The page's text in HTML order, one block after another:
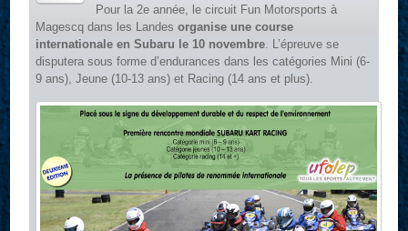
Pour la 2e année, le circuit Fun Motorsports à
Magescq dans les Landes organise une course
internationale en Subaru le 10 novembre . L’épreuve se
disputera sous forme d’endurances dans les catégories Mini (6-
9 ans), Jeune (10-13 ans) et Racing (14 ans et plus).